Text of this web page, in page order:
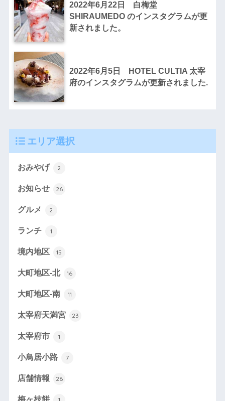
2022年6月22日 白梅堂
SHIRAUMEDO のインスタグラムが更
新されました。
2022年6月5日 HOTEL CULTIA 太宰
府のインスタグラムが更新されました.
エリア選択
おみやげ 2
お知らせ 26
グルメ 2
ランチ 1
境内地区 15
大町地区-北 16
大町地区-南 11
太宰府天満宮 23
太宰府市 1
小鳥居小路 7
店舗情報 26